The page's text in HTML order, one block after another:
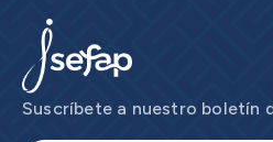
Suscríbete a nuestro boletín